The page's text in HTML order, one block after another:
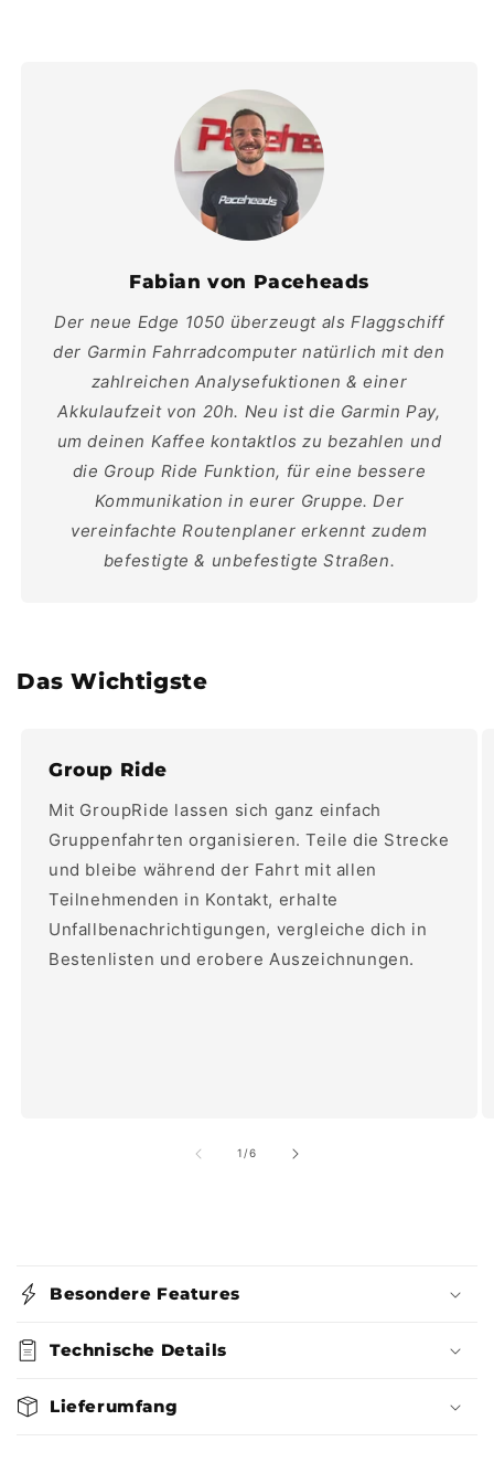
Fabian von Paceheads
Der neue Edge 1050 überzeugt als Flaggschiff
der Garmin Fahrradcomputer natürlich mit den
zahlreichen Analysefuktionen & einer
Akkulaufzeit von 20h. Neu ist die Garmin Pay,
um deinen Kaffee kontaktlos zu bezahlen und
die Group Ride Funktion, für eine bessere
Kommunikation in eurer Gruppe. Der
vereinfachte Routenplaner erkennt zudem
befestigte & unbefestigte Straßen.
Das Wichtigste
Group Ride
Mit GroupRide lassen sich ganz einfach
Gruppenfahrten organisieren. Teile die Strecke
und bleibe während der Fahrt mit allen
Teilnehmenden in Kontakt, erhalte
Unfallbenachrichtigungen, vergleiche dich in
Bestenlisten und erobere Auszeichnungen.
1 /von
6
n
k
l
a
p
Besondere Features
Technische Details
Lieferumfang